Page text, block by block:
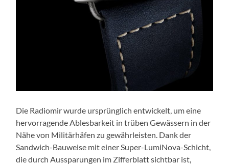
Die Radiomir wurde ursprünglich entwickelt, um eine
hervorragende Ablesbarkeit in trüben Gewässern in der
Nähe von Militärhäfen zu gewährleisten. Dank der
Sandwich-Bauweise mit einer Super-LumiNova-Schicht,
die durch Aussparungen im Zifferblatt sichtbar ist,